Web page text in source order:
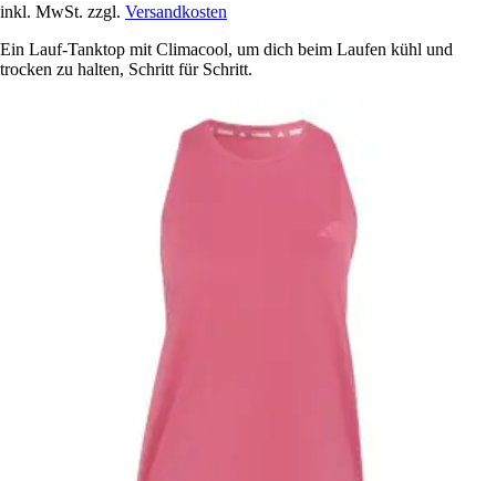
inkl. MwSt. zzgl. Versandkosten
Ein Lauf-Tanktop mit Climacool, um dich beim Laufen kühl und
trocken zu halten, Schritt für Schritt.